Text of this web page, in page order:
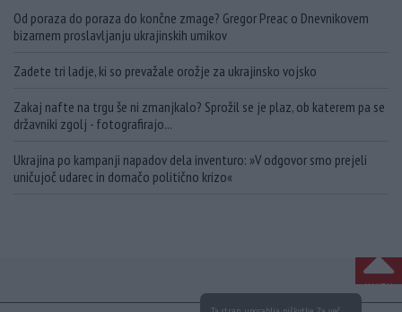
Od poraza do poraza do končne zmage? Gregor Preac o Dnevnikovem
bizarnem proslavljanju ukrajinskih umikov
Zadete tri ladje, ki so prevažale orožje za ukrajinsko vojsko
Zakaj nafte na trgu še ni zmanjkalo? Sprožil se je plaz, ob katerem pa se
državniki zgolj - fotografirajo...
Ukrajina po kampanji napadov dela inventuro: »V odgovor smo prejeli
uničujoč udarec in domačo politično krizo«
NA VRH